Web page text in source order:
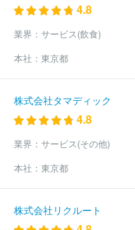
4.8
業界： サービス(飲食)
本社： 東京都
株式会社タマディック
4.8
業界： サービス(その他)
本社： 東京都
株式会社リクルート